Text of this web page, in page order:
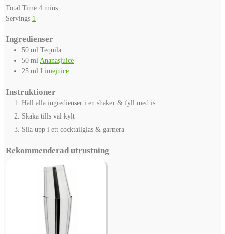
Total Time 4minutes
mins
Servings 1
Ingredienser
50 ml Tequila
50 mlAnanasjuice
25 ml Limejuice
Instruktioner
Häll alla ingredienser i en shaker & fyll med is
Skaka tills väl kylt
Sila upp i ett cocktailglas & garnera
Rekommenderad utrustning